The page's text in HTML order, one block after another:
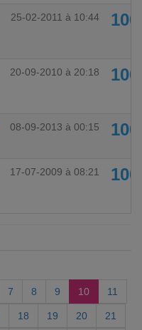
25-02-2011 à 10:44
20-09-2010 à 20:18
08-09-2013 à 00:15
17-07-2009 à 08:21
7 8 9 10 11
18 19 20 21